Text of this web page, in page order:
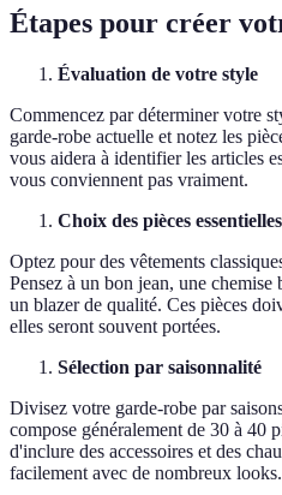
Étapes pour créer
Évaluation de votre style
Commencez par déterminer votre
garde-robe actuelle et notez les
vous aidera à identifier les articles
vous conviennent pas vraiment.
Choix des pièces essentielles
Optez pour des vêtements
Pensez à un bon jean, une
un blazer de qualité. Ces pièces
elles seront souvent portées.
Sélection par saisonnalité
Divisez votre garde-robe par
compose généralement de 30 à 40
d'inclure des accessoires et des
facilement avec de nombreux looks.